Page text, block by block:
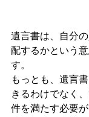
遺言書は、自分
配するかという
す。
もっとも、遺言
きるわけでなく
件を満たす必要が